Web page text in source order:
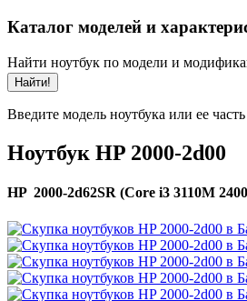
Каталог моделей и
Найти ноутбук по модели и
Найти!
Введите модель ноутбука или ее
Ноутбук HP 2000-2d00
HP 2000-2d62SR (Core i3 3110M